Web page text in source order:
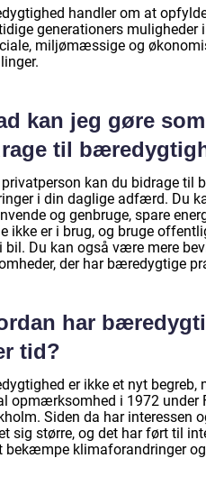
handler om at
generationers
miljømæssige og
kan jeg gøre
til
kan du bidrage til
i din daglige adfærd. Du
og genbruge, spare
ikke er i brug, og bruge
bil. Du kan også være mere
der har bæredygtige
har
tid?
er ikke et nyt begreb,
opmærksomhed i 1972 under
Siden da har interessen
sig større, og det har ført til
bekæmpe klimaforandringer